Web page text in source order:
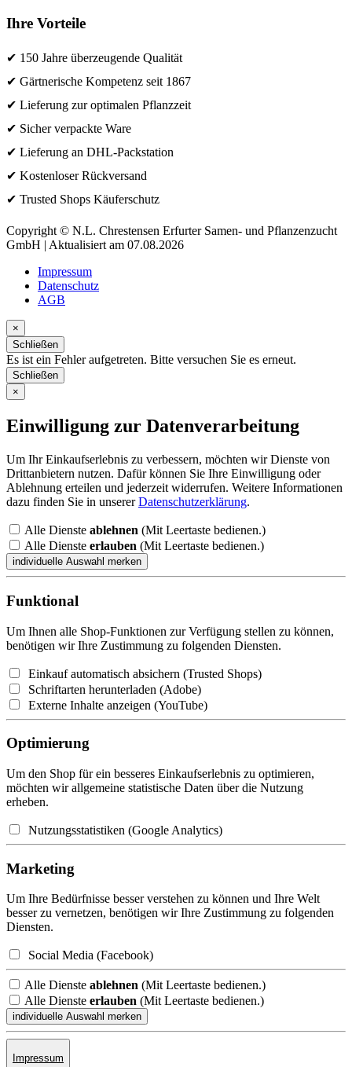
Ihre Vorteile
✔ 150 Jahre überzeugende Qualität
✔ Gärtnerische Kompetenz seit 1867
✔ Lieferung zur optimalen Pflanzzeit
✔ Sicher verpackte Ware
✔ Lieferung an DHL-Packstation
✔ Kostenloser Rückversand
✔ Trusted Shops Käuferschutz
Copyright © N.L. Chrestensen Erfurter Samen- und Pflanzenzucht
GmbH | Aktualisiert am 07.08.2026
Impressum
Datenschutz
AGB
×
Schließen
Es ist ein Fehler aufgetreten. Bitte versuchen Sie es erneut.
Schließen
×
Einwilligung zur Datenverarbeitung
Um Ihr Einkaufserlebnis zu verbessern, möchten wir Dienste von
Drittanbietern nutzen. Dafür können Sie Ihre Einwilligung oder
Ablehnung erteilen und jederzeit widerrufen. Weitere Informationen
dazu finden Sie in unsererDatenschutzerklärung.
Alle Dienste ablehnen (Mit Leertaste bedienen.)
Alle Dienste erlauben (Mit Leertaste bedienen.)
Funktional
Um Ihnen alle Shop-Funktionen zur Verfügung stellen zu können,
benötigen wir Ihre Zustimmung zu folgenden Diensten.
Einkauf automatisch absichern (Trusted Shops)
Schriftarten herunterladen (Adobe)
Externe Inhalte anzeigen (YouTube)
Optimierung
Um den Shop für ein besseres Einkaufserlebnis zu optimieren,
möchten wir allgemeine statistische Daten über die Nutzung
erheben.
Nutzungsstatistiken (Google Analytics)
Marketing
Um Ihre Bedürfnisse besser verstehen zu können und Ihre Welt
besser zu vernetzen, benötigen wir Ihre Zustimmung zu folgenden
Diensten.
Social Media (Facebook)
Alle Dienste ablehnen (Mit Leertaste bedienen.)
Alle Dienste erlauben (Mit Leertaste bedienen.)
Impressum